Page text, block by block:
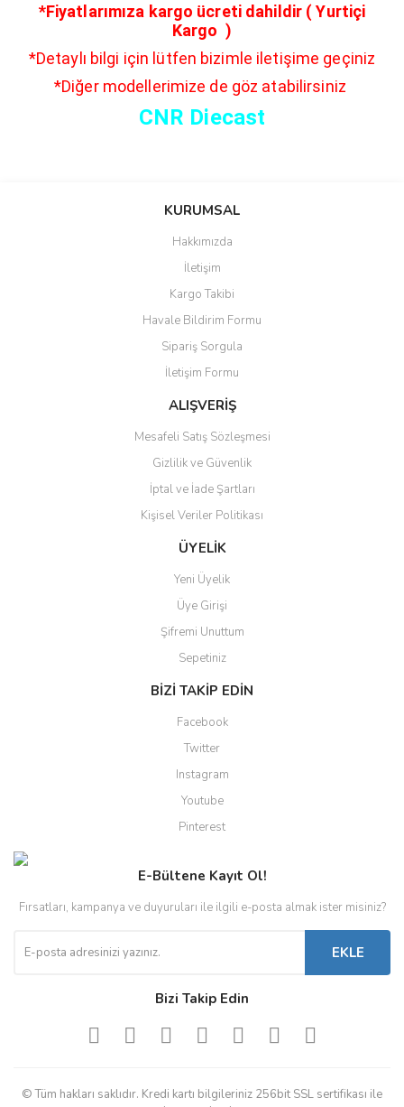
*Fiyatlarımıza kargo ücreti dahildir ( Yurtiçi
Kargo )
*Detaylı bilgi için lütfen bizimle iletişime geçiniz
*Diğer modellerimize de göz atabilirsiniz
CNR Diecast
Bu ürüne ilk yorumu siz yapın!
Yorum Yaz
Ürün resmi kalitesiz, bozuk veya görüntülenemiyor.
Ürün açıklamasında eksik bilgiler bulunuyor.
Ürün bilgilerinde hatalar bulunuyor.
Ürün fiyatı diğer sitelerden daha pahalı.
Bu ürüne benzer farklı alternatifler olmalı.
Gönder
KURUMSAL
Hakkımızda
İletişim
Kargo Takibi
Havale Bildirim Formu
Sipariş Sorgula
İletişim Formu
ALIŞVERİŞ
Mesafeli Satış Sözleşmesi
Gizlilik ve Güvenlik
İptal ve İade Şartları
Kişisel Veriler Politikası
ÜYELİK
Yeni Üyelik
Üye Girişi
Şifremi Unuttum
Sepetiniz
BİZİ TAKİP EDİN
Facebook
Twitter
Instagram
Youtube
Pinterest
E-Bültene Kayıt Ol!
Fırsatları, kampanya ve duyuruları ile ilgili e-posta almak ister misiniz?
EKLE
Bizi Takip Edin
© Tüm hakları saklıdır. Kredi kartı bilgileriniz 256bit SSL sertifikası ile